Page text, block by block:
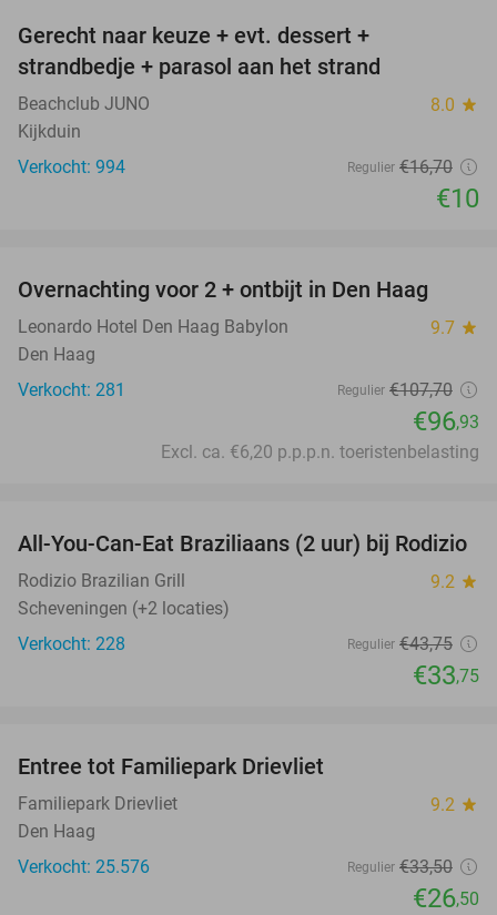
Gerecht naar keuze + evt. dessert +
strandbedje + parasol aan het strand
Beachclub JUNO 8.0 star
Kijkduin
Verkocht: 994
Regulier €16,70
€10
Overnachting voor 2 + ontbijt in Den Haag
Leonardo Hotel Den Haag Babylon 9.7 star
Den Haag
Verkocht: 281
Regulier €107,70
€96,93
Excl. ca. €6,20 p.p.p.n. toeristenbelasting
23%
All-You-Can-Eat Braziliaans (2 uur) bij Rodizio
Rodizio Brazilian Grill 9.2 star
Scheveningen (+2 locaties)
Verkocht: 228
Regulier €43,75
€33,75
Entree tot Familiepark Drievliet
Familiepark Drievliet 9.2 star
Den Haag
Verkocht: 25.576
Regulier €33,50
€26,50